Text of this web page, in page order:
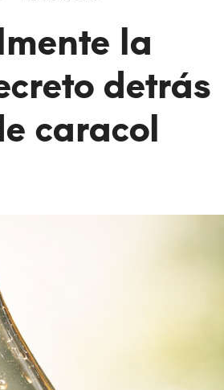
la
detrás
caracol